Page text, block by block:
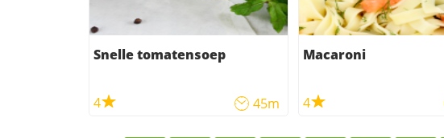
Snelle tomatensoep
4 45m
Macaroni
4